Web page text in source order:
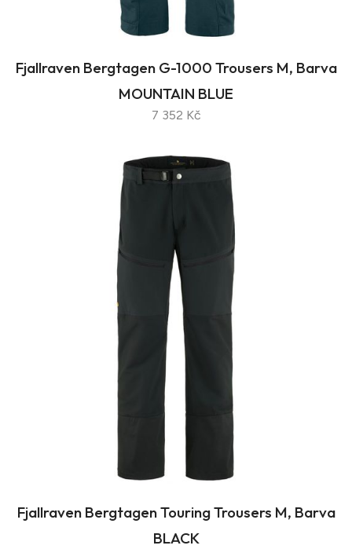
Fjallraven Bergtagen G-1000 Trousers M, Barva
MOUNTAIN BLUE
7 352 Kč
Fjallraven Bergtagen Touring Trousers M, Barva
BLACK